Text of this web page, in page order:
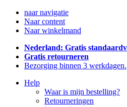
naar navigatie
Naar content
Naar winkelmand
Nederland: Gratis
Gratis retourneren
Bezorging binnen 3 werkdagen.
Help
Waar is mijn bestelling?
Retourneringen